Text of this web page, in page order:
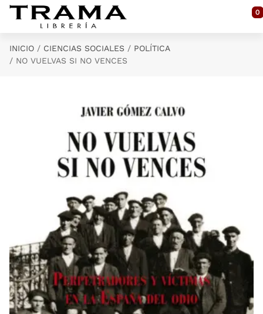
Saltar al contenido principal
0
INICIO CIENCIAS SOCIALES
POLÍTICA
NO VUELVAS SI NO VENCES